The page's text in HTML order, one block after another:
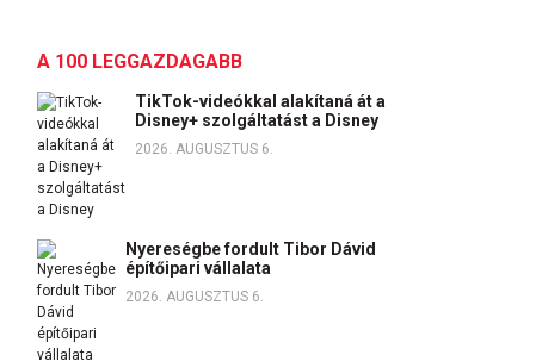
A 100 LEGGAZDAGABB
TikTok-videókkal alakítaná át a
Disney+ szolgáltatást a Disney
2026. AUGUSZTUS 6.
Nyereségbe fordult Tibor Dávid
építőipari vállalata
2026. AUGUSZTUS 6.